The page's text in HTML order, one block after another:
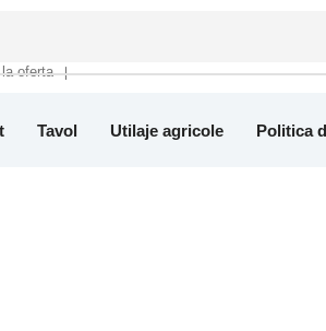
oferta ❘
Tavol Utilaje agricole Politica